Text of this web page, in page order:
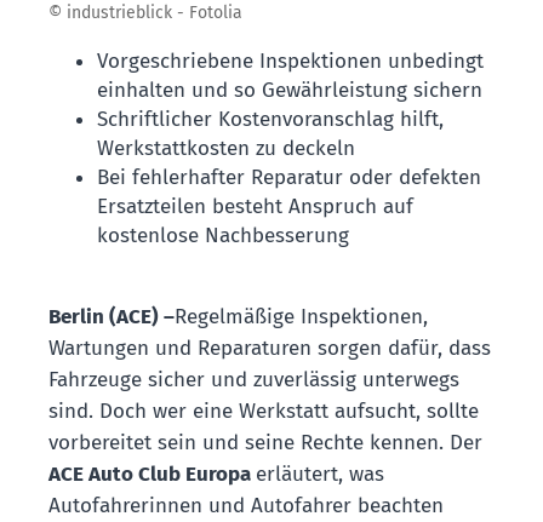
© industrieblick - Fotolia
Vorgeschriebene Inspektionen unbedingt
einhalten und so Gewährleistung sichern
Schriftlicher Kostenvoranschlag hilft,
Werkstattkosten zu deckeln
Bei fehlerhafter Reparatur oder defekten
Ersatzteilen besteht Anspruch auf
kostenlose Nachbesserung
Berlin (ACE) –Regelmäßige Inspektionen,
Wartungen und Reparaturen sorgen dafür, dass
Fahrzeuge sicher und zuverlässig unterwegs
sind. Doch wer eine Werkstatt aufsucht, sollte
vorbereitet sein und seine Rechte kennen. Der
ACE Auto Club Europa erläutert, was
Autofahrerinnen und Autofahrer beachten